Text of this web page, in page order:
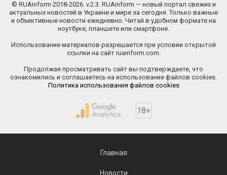
© RUAinform 2018-2026. v.2.3. RUAinform — новый портал свежих и
актуальных новостей в Украине и мире за сегодня. Только важные
и объективные новости ежедневно. Читай в удобном формате на
ноутбуке, планшете или смартфоне.
Использование материалов разрешается при условии открытой
ссылки на сайт ruainform.com.
Продолжая просматривать сайт вы подтверждаете, что
ознакомились и соглашаетесь на использование файлов cookies.
Политика использования файлов cookies
18+
Главная
Новости